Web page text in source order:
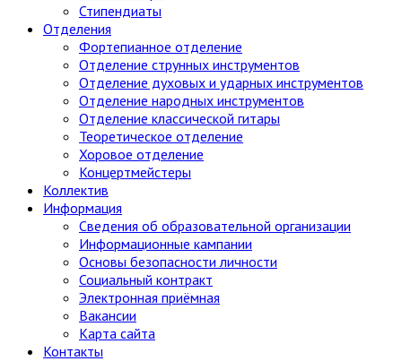
Стипендиаты
Отделения
Фортепианное отделение
Отделение струнных инструментов
Отделение духовых и ударных инструментов
Отделение народных инструментов
Отделение классической гитары
Теоретическое отделение
Хоровое отделение
Концертмейстеры
Коллектив
Информация
Сведения об образовательной организации
Информационные кампании
Основы безопасности личности
Социальный контракт
Электронная приёмная
Вакансии
Карта сайта
Контакты